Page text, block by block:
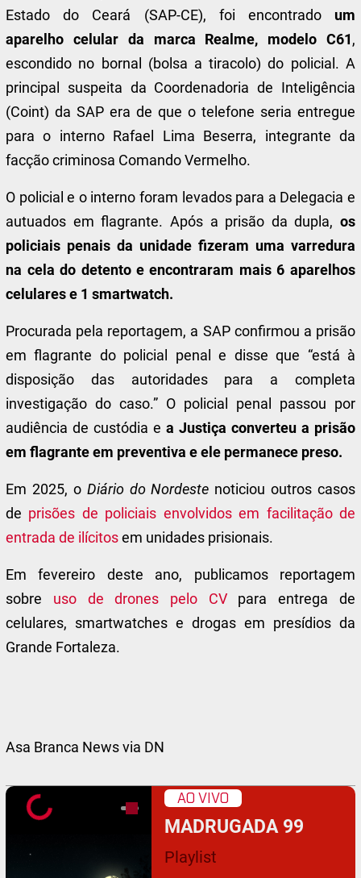
Estado do Ceará (SAP-CE), foi encontrado um
aparelho celular da marca Realme, modelo C61 ,
escondido no bornal (bolsa a tiracolo) do policial. A
principal suspeita da Coordenadoria de Inteligência
(Coint) da SAP era de que o telefone seria entregue
para o interno Rafael Lima Beserra, integrante da
facção criminosa Comando Vermelho.
O policial e o interno foram levados para a Delegacia e
autuados em flagrante. Após a prisão da dupla, os
policiais penais da unidade fizeram uma varredura
na cela do detento e encontraram mais 6 aparelhos
celulares e 1 smartwatch.
Procurada pela reportagem, a SAP confirmou a prisão
em flagrante do policial penal e disse que “está à
disposição das autoridades para a completa
investigação do caso.” O policial penal passou por
audiência de custódia e a Justiça converteu a prisão
em flagrante em preventiva e ele permanece preso.
Em 2025, o Diário do Nordeste noticiou outros casos
de prisões de policiais envolvidos em facilitação de
entrada de ilícitos em unidades prisionais.
Em fevereiro deste ano, publicamos reportagem
sobre uso de drones pelo CVpara entrega de
celulares, smartwatches e drogas em presídios da
Grande Fortaleza.
Asa Branca News via DN
AO VIVO
MADRUGADA 99
Playlist